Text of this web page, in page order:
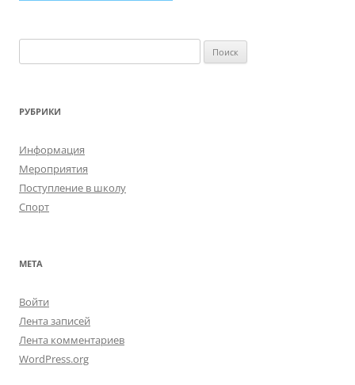
а
т
:
РУБРИКИ
Информация
Мероприятия
Поступление в школу
Спорт
МЕТА
Войти
Лента записей
Лента комментариев
WordPress.org